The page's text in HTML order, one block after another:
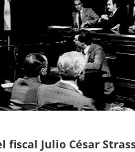
fiscal Julio César